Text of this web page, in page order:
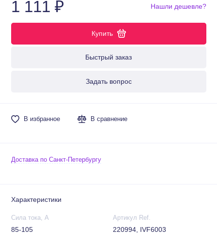
1 111 ₽
Купить
Быстрый заказ
Задать вопрос
Нашли дешевле?
В избранное В сравнение
Доставка по Санкт-Петербургу
Характеристики
Сила тока, А
85-105
Артикул Ref.
220994, IVF6003